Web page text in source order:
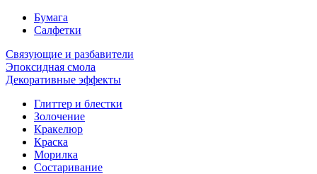
Бумага
Салфетки
Связующие и разбавители
Эпоксидная смола
Декоративные эффекты
Глиттер и блестки
Золочение
Кракелюр
Краска
Морилка
Состаривание